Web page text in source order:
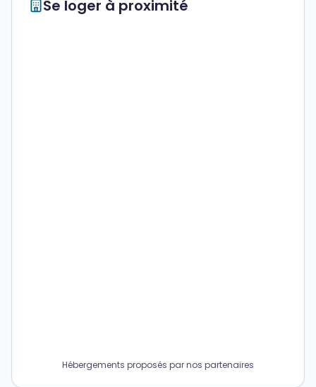
Se loger à proximité
Hébergements proposés par nos partenaires